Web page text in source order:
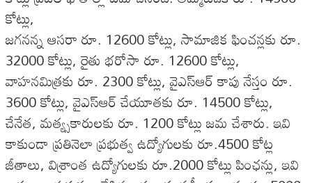
కోట్లు,
జగనన్న ఆసరా రూ. 12600 కోట్లు, సామాజిక ఫించన్లకు రూ.
32000 కోట్లు, రైతు భరోసా రూ. 12600 కోట్లు,
వాహనమిత్రకు రూ. 2300 కోట్లు, వైఎస్ఆర్ కాపు నేస్తం రూ.
3600 కోట్లు, వైఎస్ఆర్ చేయూతకు రూ. 14500 కోట్లు,
చేనేత, మత్య్సకారులకు రూ. 1200 కోట్లు జమ చేశారు. ఇవి
కాకుండా ప్రతినెలా ప్రభుత్వ ఉద్యోగులకు రూ.4500 కోట్ల
జీతాలు, విశ్రాంత ఉద్యోగులకు రూ.2000 కోట్లు పింఛన్లు, ఇవి